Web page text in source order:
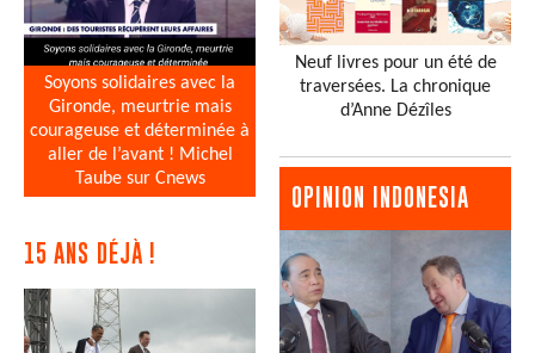
Soyons solidaires avec la
Gironde, meurtrie mais
courageuse et déterminée à
aller de l’avant ! Michel
Taube sur Cnews
15 ANS DÉJÀ !
Neuf livres pour un été de
traversées. La chronique
d’Anne Dézîles
OPINION INDONESIA